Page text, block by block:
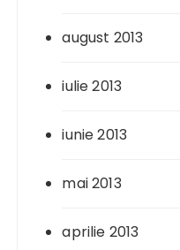
august 2013
iulie 2013
iunie 2013
mai 2013
aprilie 2013